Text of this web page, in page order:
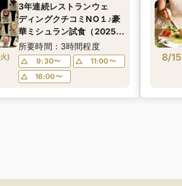
火)
3年連続レストランウェ
ディングクチコミNO１♪豪
華ミシュラン試食（2025年
パスタコンテスト受賞）体
験フェア
所要時間：3時間程度
9:30〜
11:00〜
16:00〜
8/15